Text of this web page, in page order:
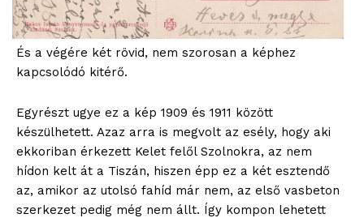
ELŐFIZETÉS
Hasznos
bSZ fiók
Előfizetés
És a végére két rövid, nem szorosan a képhez
kapcsolódó kitérő.
Egyrészt ugye ez a kép 1909 és 1911 között
készülhetett. Azaz arra is megvolt az esély, hogy aki
ekkoriban érkezett Kelet felől Szolnokra, az nem
hídon kelt át a Tiszán, hiszen épp ez a két esztendő
az, amikor az utolsó fahíd már nem, az első vasbeton
szerkezet pedig még nem állt. Így kompon lehetett